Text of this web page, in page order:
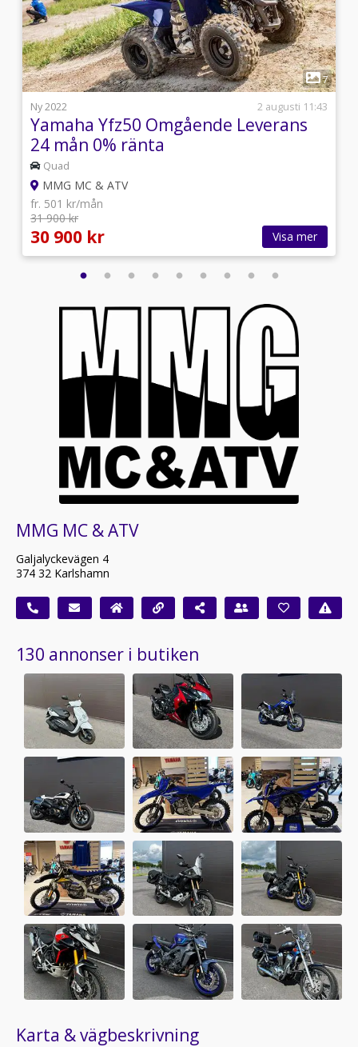
1
7
Ny 2022
2 augusti 11:43
Yamaha Yfz50 Omgående Leverans
24 mån 0% ränta
Quad
MMG MC & ATV
fr. 501 kr/mån
31 900 kr
30 900 kr Visa mer
MMG MC & ATV
Galjalyckevägen 4
374 32 Karlshamn
130 annonser i butiken
Karta & vägbeskrivning